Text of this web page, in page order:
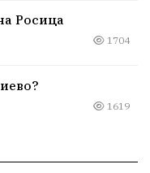
Росица
1704
1619